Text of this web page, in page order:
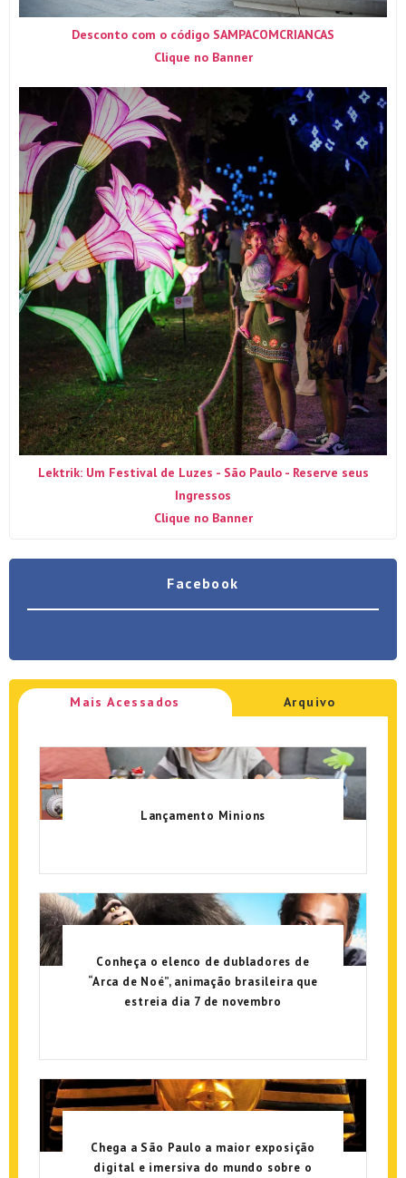
Desconto com o código SAMPACOMCRIANCAS
Clique no Banner
Lektrik: Um Festival de Luzes - São Paulo - Reserve seus
Ingressos
Clique no Banner
Facebook
Mais Acessados Arquivo
Lançamento Minions
Conheça o elenco de dubladores de
“Arca de Noé”, animação brasileira que
estreia dia 7 de novembro
Chega a São Paulo a maior exposição
digital e imersiva do mundo sobre o